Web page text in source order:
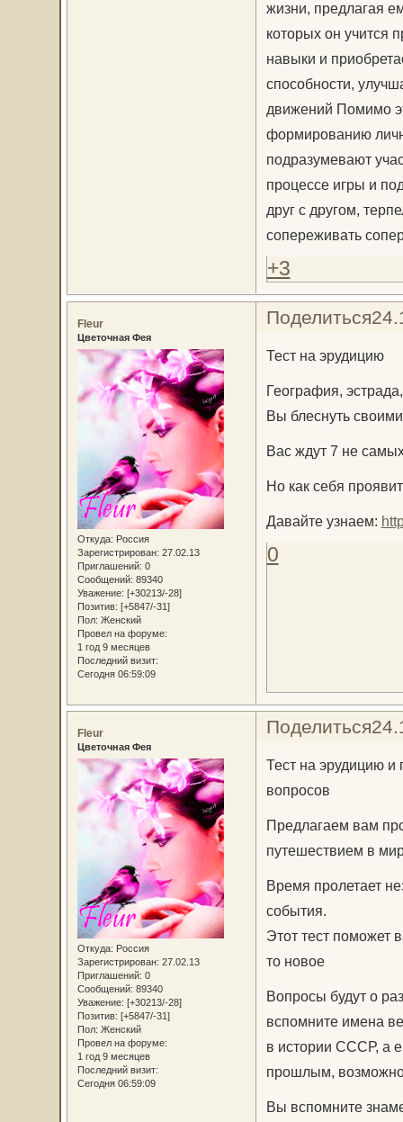
жизни, предлагая
которых он учится
навыки и
способности,
движений Помимо
формированию
подразумевают
процессе игры и
друг с другом,
сопереживать
+3
Поделиться
Fleur
Цветочная Фея
Откуда: Россия
Зарегистрирован: 27.02.13
Приглашений: 0
Сообщений: 89340
Уважение: [+30213/-28]
Позитив: [+5847/-31]
Пол: Женский
Провел на форуме:
1 год 9 месяцев
Последний визит:
Сегодня 06:59:09
Тест на эрудицию
География,
Вы блеснуть
Вас ждут 7 не
Но как себя
Давайте узнаем:
0
Поделиться
Fleur
Цветочная Фея
Откуда: Россия
Зарегистрирован: 27.02.13
Приглашений: 0
Сообщений: 89340
Уважение: [+30213/-28]
Позитив: [+5847/-31]
Пол: Женский
Провел на форуме:
1 год 9 месяцев
Последний визит:
Сегодня 06:59:09
Тест на эрудицию и
вопросов
Предлагаем вам
путешествием в
Время пролетает
события.
Этот тест поможет
то новое
Вопросы будут о
вспомните имена
в истории СССР, а
прошлым,
Вы вспомните